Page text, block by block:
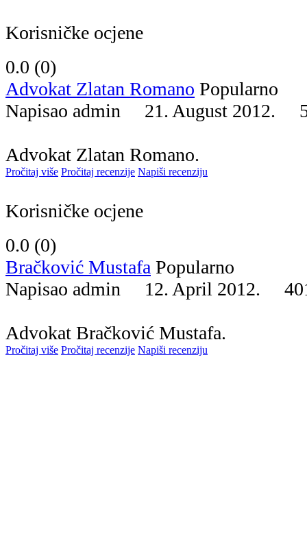
Korisničke ocjene
0.0 (0)
Advokat Zlatan Romano Popularno
Napisao admin 21. August 2012.
Advokat Zlatan Romano.
Pročitaj više Pročitaj recenzije Napiši recenziju
Korisničke ocjene
0.0 (0)
Bračković Mustafa Popularno
Napisao admin 12. April 2012.
Advokat Bračković Mustafa.
Pročitaj više Pročitaj recenzije Napiši recenziju